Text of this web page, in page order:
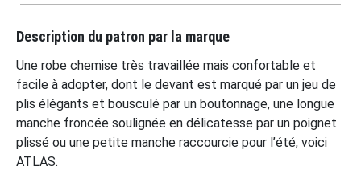
Description du patron par la marque
Une robe chemise très travaillée mais confortable et
facile à adopter, dont le devant est marqué par un jeu de
plis élégants et bousculé par un boutonnage, une longue
manche froncée soulignée en délicatesse par un poignet
plissé ou une petite manche raccourcie pour l’été, voici
ATLAS.